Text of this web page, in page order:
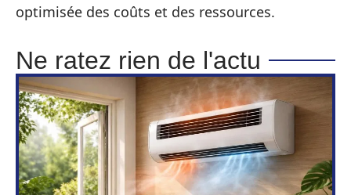
optimisée des coûts et des ressources.
Ne ratez rien de l'actu